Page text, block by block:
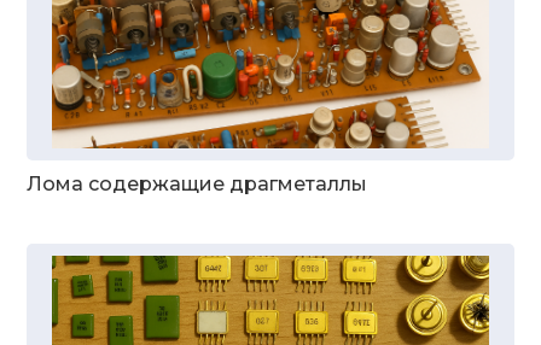
Лома содержащие драгметаллы